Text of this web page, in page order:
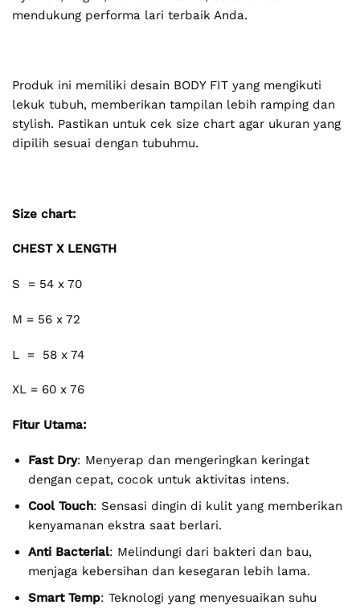
mendukung performa lari terbaik Anda.
Produk ini memiliki desain BODY FIT yang mengikuti
lekuk tubuh, memberikan tampilan lebih ramping dan
stylish. Pastikan untuk cek size chart agar ukuran yang
dipilih sesuai dengan tubuhmu.
Size chart:
CHEST X LENGTH
S = 54 x 70
M = 56 x 72
L = 58 x 74
XL = 60 x 76
Fitur Utama:
Fast Dry: Menyerap dan mengeringkan keringat
dengan cepat, cocok untuk aktivitas intens.
Cool Touch: Sensasi dingin di kulit yang memberikan
kenyamanan ekstra saat berlari.
Anti Bacterial: Melindungi dari bakteri dan bau,
menjaga kebersihan dan kesegaran lebih lama.
Smart Temp: Teknologi yang menyesuaikan suhu